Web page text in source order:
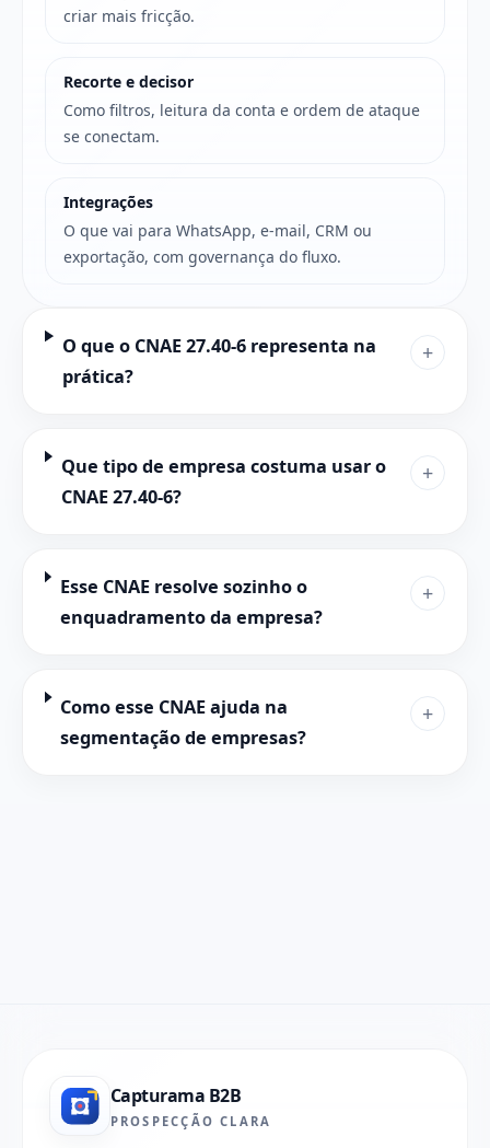
criar mais fricção.
Recorte e decisor
Como filtros, leitura da conta e ordem de ataque
se conectam.
Integrações
O que vai para WhatsApp, e-mail, CRM ou
exportação, com governança do fluxo.
O que o CNAE 27.40-6 representa na
prática?
+
Que tipo de empresa costuma usar o
CNAE 27.40-6?
+
Esse CNAE resolve sozinho o
enquadramento da empresa?
+
Como esse CNAE ajuda na
segmentação de empresas?
+
Capturama B2B
PROSPECÇÃO CLARA